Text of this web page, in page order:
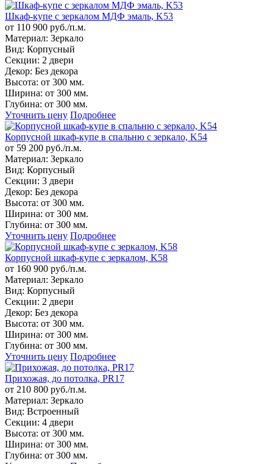
Шкаф-купе с зеркалом МДФ эмаль, K53
от 110 900 руб./п.м.
Материал: Зеркало
Вид: Корпусный
Секции: 2 двери
Декор: Без декора
Высота: от 300 мм.
Ширина: от 300 мм.
Глубина: от 300 мм.
Уточнить цену Подробнее
Корпусной шкаф-купе в спальню с зеркало, K54
от 59 200 руб./п.м.
Материал: Зеркало
Вид: Корпусный
Секции: 3 двери
Декор: Без декора
Высота: от 300 мм.
Ширина: от 300 мм.
Глубина: от 300 мм.
Уточнить цену Подробнее
Корпусной шкаф-купе с зеркалом, K58
от 160 900 руб./п.м.
Материал: Зеркало
Вид: Корпусный
Секции: 2 двери
Декор: Без декора
Высота: от 300 мм.
Ширина: от 300 мм.
Глубина: от 300 мм.
Уточнить цену Подробнее
Прихожая, до потолка, PR17
от 210 800 руб./п.м.
Материал: Зеркало
Вид: Встроенный
Секции: 4 двери
Высота: от 300 мм.
Ширина: от 300 мм.
Глубина: от 300 мм.